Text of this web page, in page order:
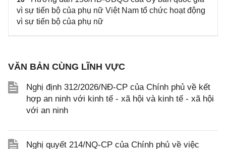
vì sự tiến bộ của phụ nữ Việt Nam tổ chức hoạt động
vì sự tiến bộ của phụ nữ
VĂN BẢN CÙNG LĨNH VỰC
Nghị định 312/2026/NĐ-CP của Chính phủ về kết
hợp an ninh với kinh tế - xã hội và kinh tế - xã hội
với an ninh
Nghị quyết 214/NQ-CP của Chính phủ về việc